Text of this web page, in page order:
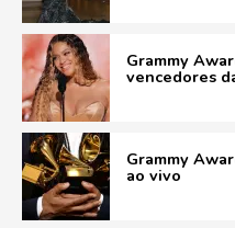
Grammy
vencedores
Grammy
ao vivo